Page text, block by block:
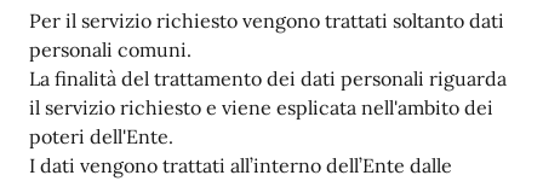
Per il servizio richiesto vengono trattati soltanto dati
personali comuni.
La finalità del trattamento dei dati personali riguarda
il servizio richiesto e viene esplicata nell'ambito dei
poteri dell'Ente.
I dati vengono trattati all’interno dell’Ente dalle